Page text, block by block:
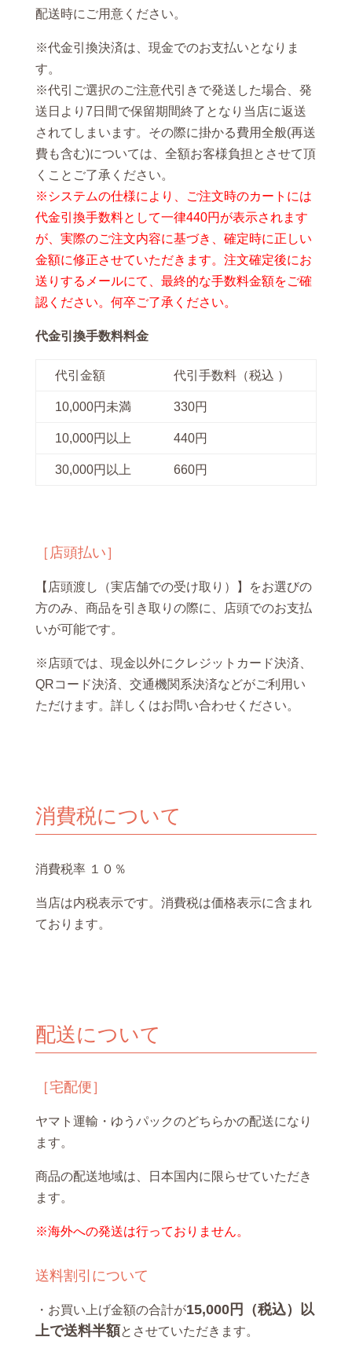
配送時にご用意ください。
※代金引換決済は、現金でのお支払いとなりま
す。
※代引ご選択のご注意代引きで発送した場合、発
送日より7日間で保留期間終了となり当店に返送
されてしまいます。その際に掛かる費用全般(再送
費も含む)については、全額お客様負担とさせて頂
くことご了承ください。
※システムの仕様により、ご注文時のカートには
代金引換手数料として一律440円が表示されます
が、実際のご注文内容に基づき、確定時に正しい
金額に修正させていただきます。注文確定後にお
送りするメールにて、最終的な手数料金額をご確
認ください。何卒ご了承ください。
代金引換手数料料金
代引金額 代引手数料（税込 ）
10,000円未満 330円
10,000円以上 440円
30,000円以上 660円
［店頭払い］
【店頭渡し（実店舗での受け取り）】をお選びの
方のみ、商品を引き取りの際に、店頭でのお支払
いが可能です。
※店頭では、現金以外にクレジットカード決済、
QRコード決済、交通機関系決済などがご利用い
ただけます。詳しくはお問い合わせください。
消費税について
消費税率 １０％
当店は内税表示です。消費税は価格表示に含まれ
ております。
配送について
［宅配便］
ヤマト運輸・ゆうパックのどちらかの配送になり
ます。
商品の配送地域は、日本国内に限らせていただき
ます。
※海外への発送は行っておりません。
送料割引について
・お買い上げ金額の合計が15,000円（税込）以
上で送料半額とさせていただきます。